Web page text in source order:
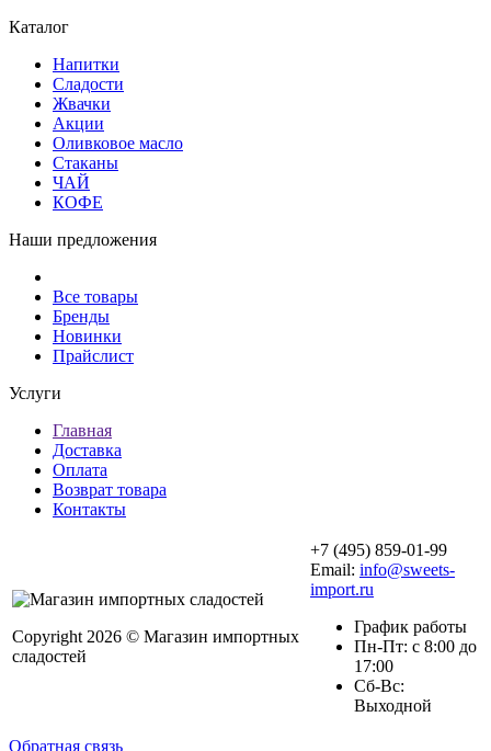
Каталог
Напитки
Сладости
Жвачки
Акции
Оливковое масло
Стаканы
ЧАЙ
КОФЕ
Наши предложения
Все товары
Бренды
Новинки
Прайслист
Услуги
Главная
Доставка
Оплата
Возврат товара
Контакты
Copyright 2026 © Магазин импортных
сладостей
+7 (495) 859-01-99
Email: info@sweets-
import.ru
График работы
Пн-Пт: с 8:00 до
17:00
Сб-Вс:
Выходной
Обратная связь